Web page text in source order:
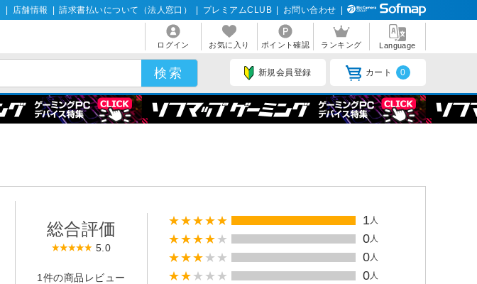
店舗情報 請求書払いについて（法人窓口） プレミアムCLUB お問い合わせ
ログイン お気に入り ポイント確認 ランキング Language
新規会員登録 カート 0
総合評価
5.0
1件の商品レビュー
1 人
0 人
0 人
0 人